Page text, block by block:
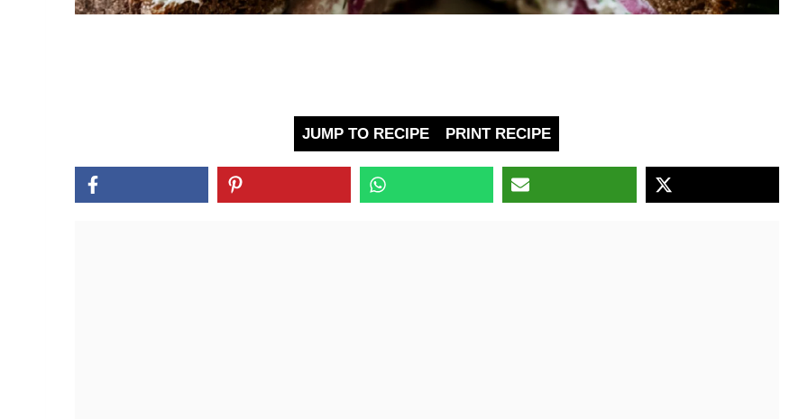
JUMP TO RECIPE PRINT RECIPE